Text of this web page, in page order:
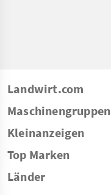
Landwirt.com
Maschinengruppen
Kleinanzeigen
Top Marken
Länder